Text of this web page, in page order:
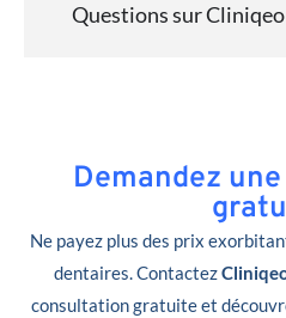
Questions sur Cliniqeo
Demandez
Ne payez plus des prix
dentaires. Contactez
consultation gratuite et